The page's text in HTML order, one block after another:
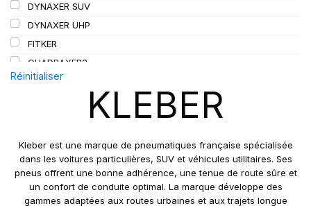
127/127
144/141
DYNAXER SUV
DYNAXER UHP
FITKER
QUADRAXER2
SUP 8L
XL DYNAXER UHP
Réinitialiser
KLEBER
Kleber est une marque de pneumatiques française spécialisée
dans les voitures particulières, SUV et véhicules utilitaires. Ses
pneus offrent une bonne adhérence, une tenue de route sûre et
un confort de conduite optimal. La marque développe des
gammes adaptées aux routes urbaines et aux trajets longue